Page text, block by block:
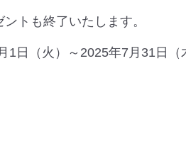
トも終了いたします。
日（火）～2025年7月31日